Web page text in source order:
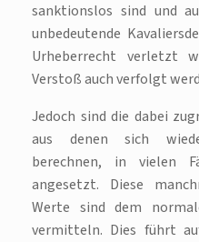
sanktionslos sind und
unbedeutende
Urheberrecht verletzt
Verstoß auch verfolgt
Jedoch sind die dabei
aus denen sich
berechnen, in vielen
angesetzt. Diese
Werte sind dem
vermitteln. Dies führt